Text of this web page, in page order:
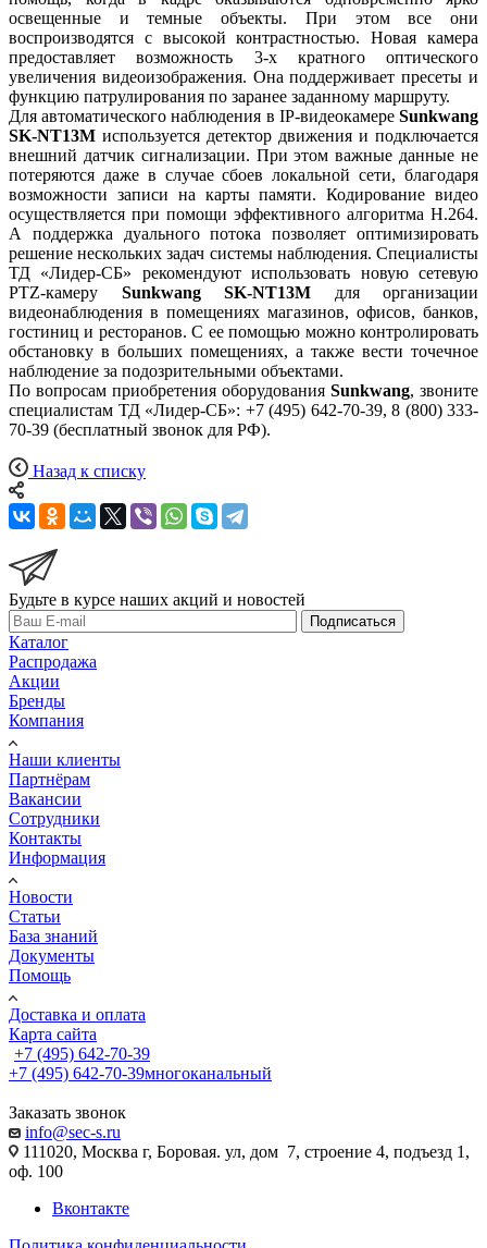
освещенные и темные объекты. При этом все они
воспроизводятся с высокой контрастностью. Новая камера
предоставляет возможность 3-х кратного оптического
увеличения видеоизображения. Она поддерживает пресеты и
функцию патрулирования по заранее заданному маршруту.
Для автоматического наблюдения в IP-видеокамере Sunkwang
SK-NT13M используется детектор движения и подключается
внешний датчик сигнализации. При этом важные данные не
потеряются даже в случае сбоев локальной сети, благодаря
возможности записи на карты памяти. Кодирование видео
осуществляется при помощи эффективного алгоритма H.264.
А поддержка дуального потока позволяет оптимизировать
решение нескольких задач системы наблюдения. Специалисты
ТД «Лидер-СБ» рекомендуют использовать новую сетевую
PTZ-камеру Sunkwang SK-NT13M для организации
видеонаблюдения в помещениях магазинов, офисов, банков,
гостиниц и ресторанов. С ее помощью можно контролировать
обстановку в больших помещениях, а также вести точечное
наблюдение за подозрительными объектами.
По вопросам приобретения оборудования Sunkwang, звоните
специалистам ТД «Лидер-СБ»: +7 (495) 642-70-39, 8 (800) 333-
70-39 (бесплатный звонок для РФ).
Назад к списку
Будьте в курсе наших акций и новостей
Подписаться
Каталог
Распродажа
Акции
Бренды
Компания
Наши клиенты
Партнёрам
Вакансии
Сотрудники
Контакты
Информация
Новости
Статьи
База знаний
Документы
Помощь
Доставка и оплата
Карта сайта
+7 (495) 642-70-39
+7 (495) 642-70-39многоканальный
Заказать звонок
info@sec-s.ru
111020, Москва г, Боровая. ул, дом 7, строение 4, подъезд 1,
оф. 100
Вконтакте